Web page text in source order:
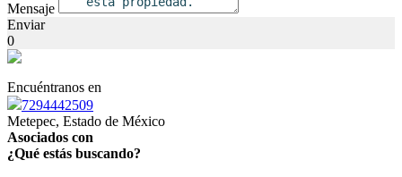
Mensaje
Enviar
0
Encuéntranos en
7294442509
Metepec, Estado de México
Asociados con
¿Qué estás buscando?